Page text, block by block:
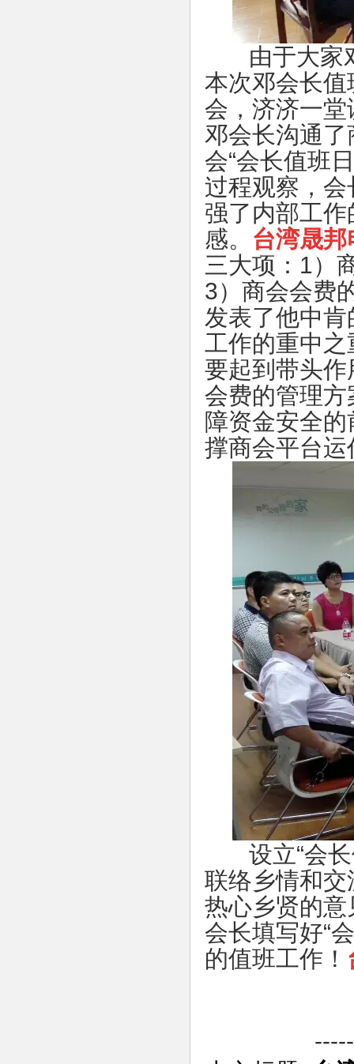
由于大家对
本次邓会长
会，济济一
邓会长沟通
会“会长值班
过程观察，
强了内部工
感。 台湾晟邦
三大项：1）
3）商会会费
发表了他中
工作的重中
要起到带头作
会费的管理
障资金安全的
撑商会平台运
设立“会长
联络乡情和
热心乡贤的
会长填写好“
的值班工作！